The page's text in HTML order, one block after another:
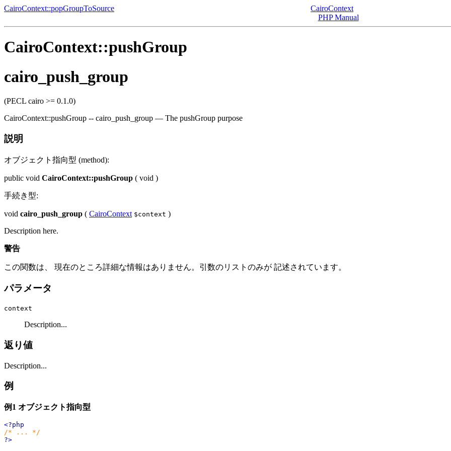
CairoContext::popGroupToSource
CairoContext
PHP Manual
CairoContext::pushGroup
cairo_push_group
(PECL cairo >= 0.1.0)
CairoContext::pushGroup -- cairo_push_group — The pushGroup purpose
説明
オブジェクト指向型 (method):
public void CairoContext::pushGroup ( void )
手続き型:
void cairo_push_group ( CairoContext $context )
Description here.
警告
この関数は、 現在のところ詳細な情報はありません。引数のリストのみが 記述されています。
パラメータ
context
Description...
返り値
Description...
例
例1 オブジェクト指向型
<?php
/* ... */
?>